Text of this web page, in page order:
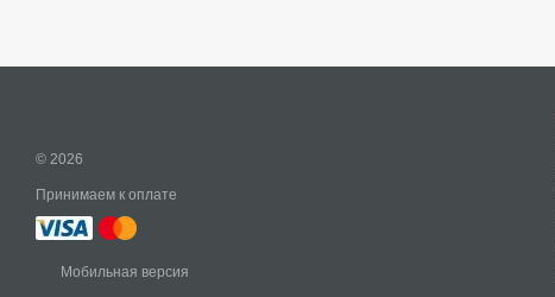
© 2026
Принимаем к оплате
Мобильная версия